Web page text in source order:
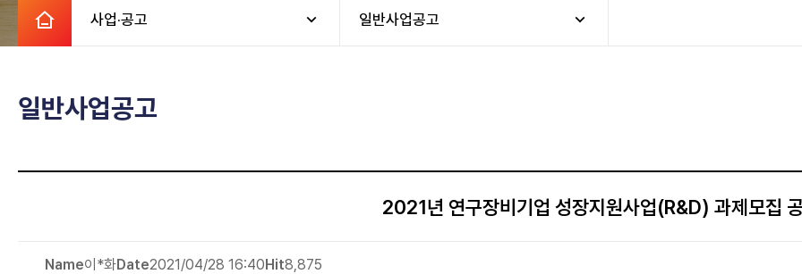
사업·공고 일반사업공고
일반사업공고
2021년 연구장비기업 성장지원사업(R&D) 과제모집
Name이*화Date2021/04/28 16:40Hit8,875